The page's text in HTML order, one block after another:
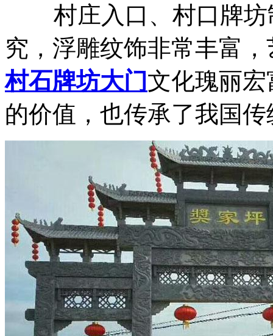
村庄入口、村口牌坊
究，浮雕纹饰非常丰富
村石牌坊大门文化瑰丽
的价值，也传承了我国